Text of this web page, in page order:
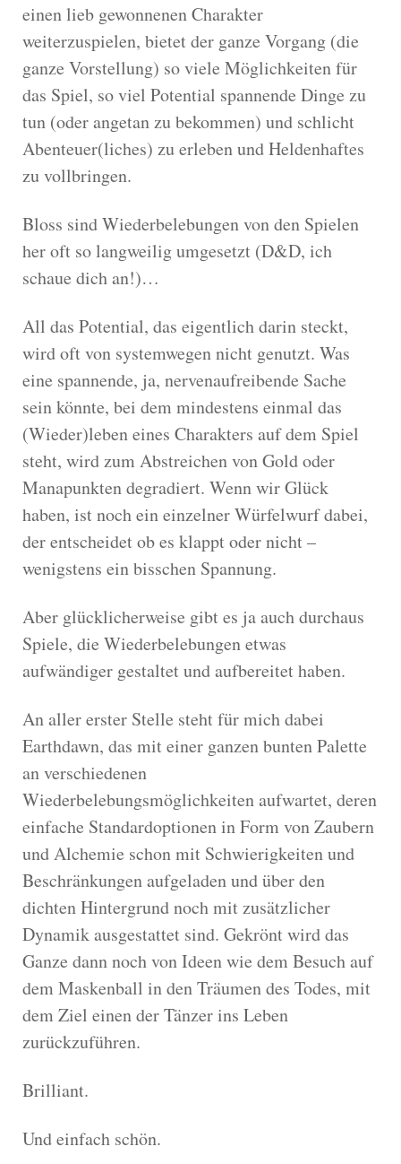
einen lieb gewonnenen Charakter
weiterzuspielen, bietet der ganze Vorgang (die
ganze Vorstellung) so viele Möglichkeiten für
das Spiel, so viel Potential spannende Dinge zu
tun (oder angetan zu bekommen) und schlicht
Abenteuer(liches) zu erleben und Heldenhaftes
zu vollbringen.
Bloss sind Wiederbelebungen von den Spielen
her oft so langweilig umgesetzt (D&D, ich
schaue dich an!)…
All das Potential, das eigentlich darin steckt,
wird oft von systemwegen nicht genutzt. Was
eine spannende, ja, nervenaufreibende Sache
sein könnte, bei dem mindestens einmal das
(Wieder)leben eines Charakters auf dem Spiel
steht, wird zum Abstreichen von Gold oder
Manapunkten degradiert. Wenn wir Glück
haben, ist noch ein einzelner Würfelwurf dabei,
der entscheidet ob es klappt oder nicht –
wenigstens ein bisschen Spannung.
Aber glücklicherweise gibt es ja auch durchaus
Spiele, die Wiederbelebungen etwas
aufwändiger gestaltet und aufbereitet haben.
An aller erster Stelle steht für mich dabei
Earthdawn, das mit einer ganzen bunten Palette
an verschiedenen
Wiederbelebungsmöglichkeiten aufwartet, deren
einfache Standardoptionen in Form von Zaubern
und Alchemie schon mit Schwierigkeiten und
Beschränkungen aufgeladen und über den
dichten Hintergrund noch mit zusätzlicher
Dynamik ausgestattet sind. Gekrönt wird das
Ganze dann noch von Ideen wie dem Besuch auf
dem Maskenball in den Träumen des Todes, mit
dem Ziel einen der Tänzer ins Leben
zurückzuführen.
Brilliant.
Und einfach schön.